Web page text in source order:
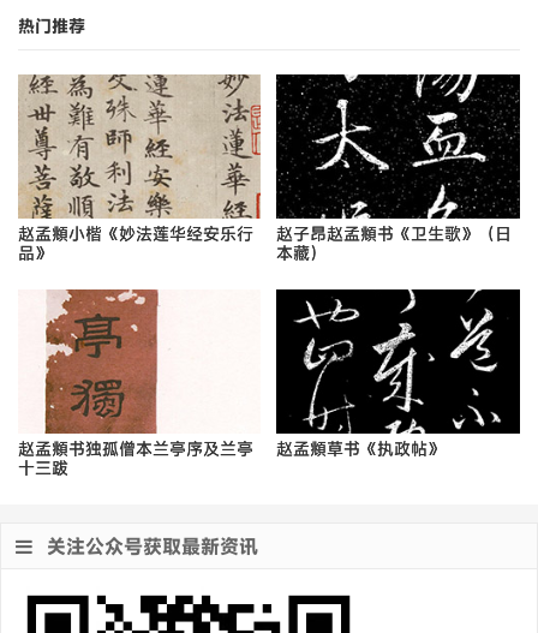
热门推荐
赵孟頫小楷《妙法莲华经安乐行
品》
赵子昂赵孟頫书《卫生歌》（日
本藏）
赵孟頫书独孤僧本兰亭序及兰亭
十三跋
赵孟頫草书《执政帖》
关注公众号获取最新资讯